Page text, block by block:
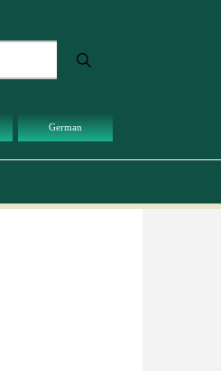
German